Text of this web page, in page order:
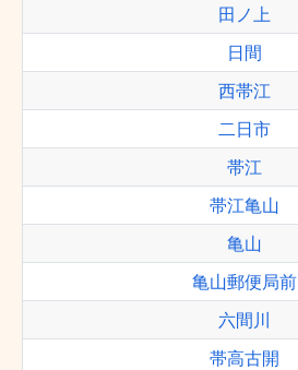
田ノ上
日間
西帯江
二日市
帯江
帯江亀山
亀山
亀山郵便局前
六間川
帯高古開